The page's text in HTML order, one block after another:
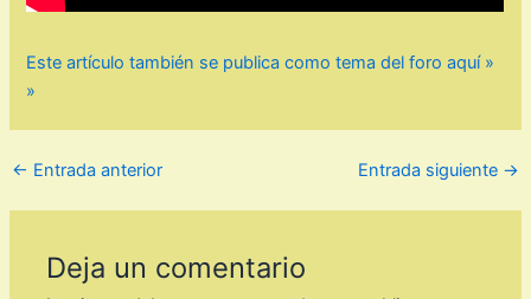
Este artículo también se publica como tema del foro aquí »
»
← Entrada anterior Entrada siguiente →
Deja un comentario